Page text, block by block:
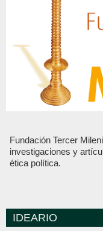
Fundación Tercer
investigaciones y
ética política.
IDEARIO